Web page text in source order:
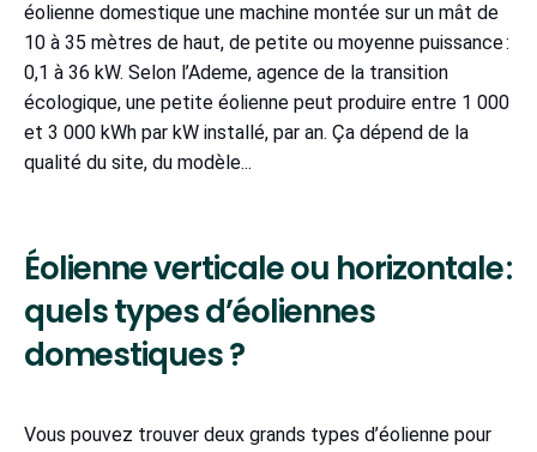
éolienne domestique une machine montée sur un mât de
10 à 35 mètres de haut, de petite ou moyenne puissance :
0,1 à 36 kW. Selon l’Ademe, agence de la transition
écologique, une petite éolienne peut produire entre 1 000
et 3 000 kWh par kW installé, par an. Ça dépend de la
qualité du site, du modèle...
Éolienne verticale ou horizontale :
quels types d’éoliennes
domestiques ?
Vous pouvez trouver deux grands types d’éolienne pour